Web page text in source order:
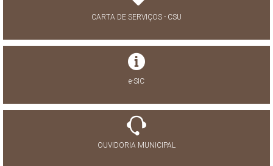
CARTA DE SERVIÇOS - CSU
e-SIC
OUVIDORIA MUNICIPAL